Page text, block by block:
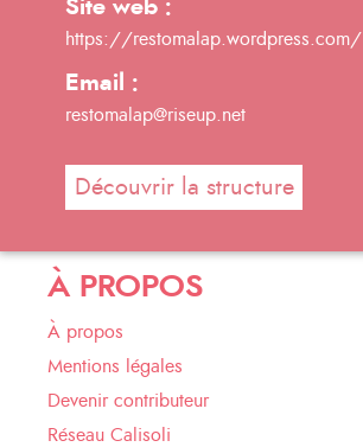
Site web :
https://restomalap.wordpress.com/
Email :
restomalap@riseup.net
Découvrir la structure
À PROPOS
À propos
Mentions légales
Devenir contributeur
Réseau Calisoli